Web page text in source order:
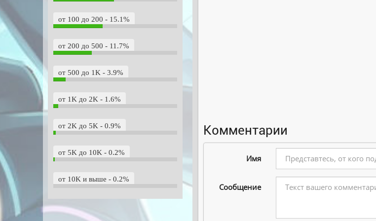
от 100 до 200 - 15.1%
от 200 до 500 - 11.7%
от 500 до 1K - 3.9%
от 1K до 2K - 1.6%
от 2K до 5K - 0.9%
от 5K до 10K - 0.2%
от 10K и выше - 0.2%
Комментарии
Имя
Сообщение